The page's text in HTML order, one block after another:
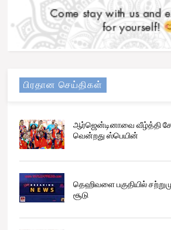
பிரதான செய்திகள்
ஆர்ஜென்டினாவை வீழ்த்தி
வென்றது ஸ்பெயின்
தெஹிவளை பகுதியில்
சூடு